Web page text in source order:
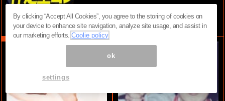
By clicking “Accept All Cookies”, you agree to the storing of cookies on
your device to enhance site navigation, analyze site usage, and assist in
our marketing efforts.Coolie policy
ok
settings